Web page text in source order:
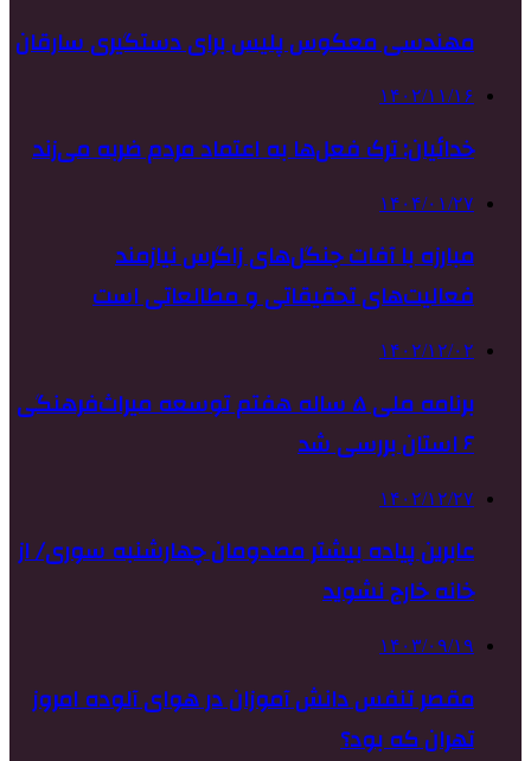
مهندسی معکوس پلیس برای دستگیری سارقان
۱۴۰۲/۱۱/۱۶
خدائیان: ترک فعل‌ها به اعتماد مردم ضربه می‌زند
۱۴۰۴/۰۱/۲۷
مبارزه با آفات جنگل‌های زاگرس نیازمند
فعالیت‌های تحقیقاتی و مطالعاتی است
۱۴۰۲/۱۲/۰۲
برنامه ملی ۵ ساله هفتم توسعه میراث‌فرهنگی
۶ استان بررسی شد
۱۴۰۲/۱۲/۲۷
عابرین پیاده بیشتر مصدومان چهارشنبه سوری/ از
خانه خارج نشوید
۱۴۰۳/۰۹/۱۹
مقصر تنفس دانش آموزان در هوای آلوده امروز
تهران که بود؟